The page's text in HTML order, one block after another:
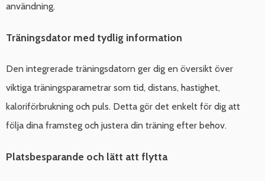
användning.
Träningsdator med tydlig information
Den integrerade träningsdatorn ger dig en översikt över
viktiga träningsparametrar som tid, distans, hastighet,
kaloriförbrukning och puls. Detta gör det enkelt för dig att
följa dina framsteg och justera din träning efter behov.
Platsbesparande och lätt att flytta